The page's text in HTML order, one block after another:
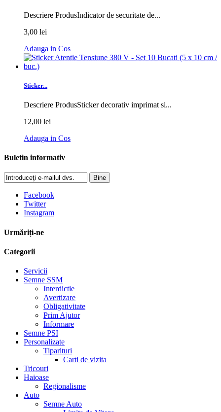
Descriere ProdusIndicator de securitate de...
3,00 lei
Adauga in Cos
Sticker...
Descriere ProdusSticker decorativ imprimat si...
12,00 lei
Adauga in Cos
Buletin informativ
Bine
Facebook
Twitter
Instagram
Urmăriți-ne
Categorii
Servicii
Semne SSM
Interdictie
Avertizare
Obligativitate
Prim Ajutor
Informare
Semne PSI
Personalizate
Tiparituri
Carti de vizita
Tricouri
Haioase
Regionalisme
Auto
Semne Auto